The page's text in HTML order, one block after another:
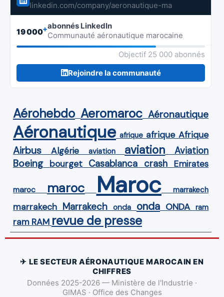
linkedin.com/company/aeronautique-ma
19 000+abonnés LinkedIn
Communauté aéronautique marocaine
Objectif 25 000 abonnés
Rejoindre la communauté
Aérohebdo Aeromaroc Aéronautique
Aéronautique afrique afrique Afrique
Airbus Algérie aviation aviation Aviation
Boeing bourget Casablanca crash Emirates
maroc maroc Maroc marrakech
marrakech Marrakech onda onda ONDA ram
ram RAM revue de presse
✈ LE SECTEUR AÉRONAUTIQUE MAROCAIN EN
CHIFFRES
Données 2025-2026 — Ministère de l'Industrie ·
GIMAS · Office des Changes